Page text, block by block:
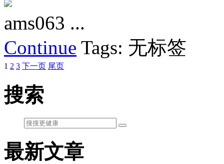
ams063 ...
Continue Tags: 无标签
1 2 3 下一页 尾页
搜索
最新文章